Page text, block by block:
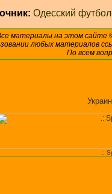
Одесский футбол
материалы на этом сайте
любых материалов
По всем
.: